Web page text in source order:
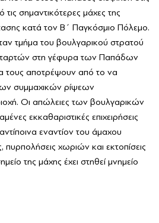
σημαντικότερες μάχες της
κατά τον Β΄ Παγκόσμιο Πόλεμο.
τμήμα του βουλγαρικού στρατού
στη γέφυρα των Παπάδων
τους αποτρέψουν από το να
συμμαχικών ρίψεων
Οι απώλειες των βουλγαρικών
εκκαθαριστικές επιχειρήσεις
εναντίον του άμαχου
πυρπολήσεις χωριών και εκτοπίσεις
της μάχης έχει στηθεί μνημείο